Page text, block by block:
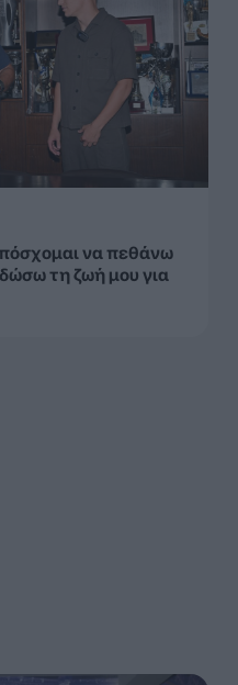
να πεθάνω
δώσω τη ζωή μου για